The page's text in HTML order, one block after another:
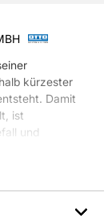
kürzester
Damit
ist
und
eine sehr
Durch